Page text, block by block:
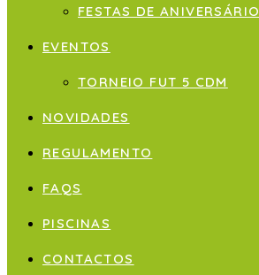
FESTAS DE ANIVERSÁRIO
EVENTOS
TORNEIO FUT 5 CDM
NOVIDADES
REGULAMENTO
FAQS
PISCINAS
CONTACTOS